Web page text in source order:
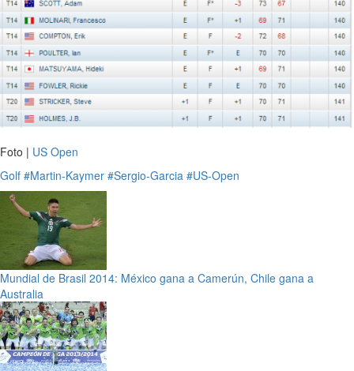
Foto | US Open
Golf #Martin-Kaymer #Sergio-Garcia #US-Open
Mundial de Brasil 2014: México gana a Camerún, Chile gana a
Australia